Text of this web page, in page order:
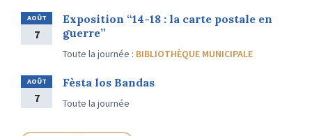
AOÛT
7
Exposition “14-18 : la carte postale en
guerre”
Toute la journée : BIBLIOTHÈQUE MUNICIPALE
AOÛT
7
Fèsta los Bandas
Toute la journée